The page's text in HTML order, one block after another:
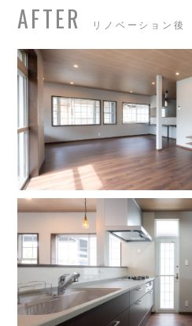
AFTER リノベーション後